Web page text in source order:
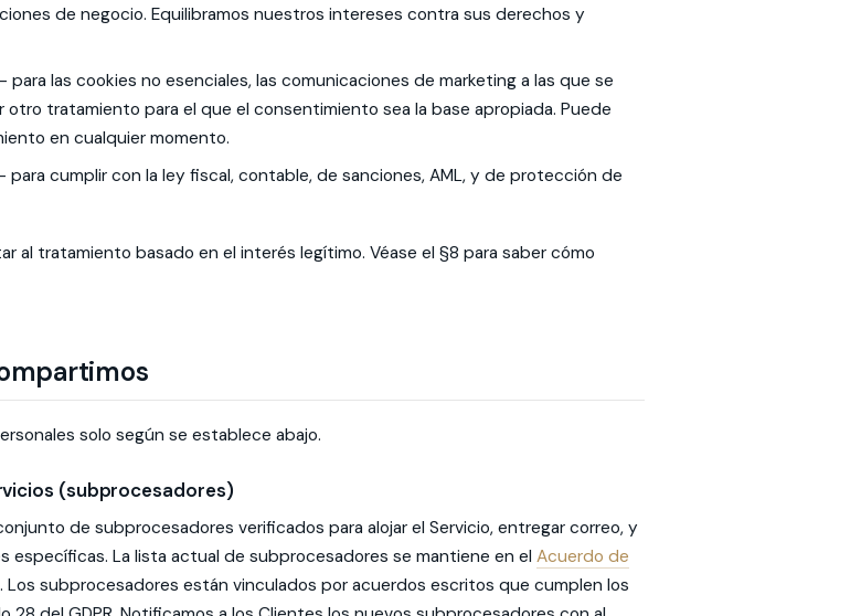
de negocio. Equilibramos nuestros intereses contra sus derechos y
para las cookies no esenciales, las comunicaciones de marketing a las que se
otro tratamiento para el que el consentimiento sea la base apropiada. Puede
en cualquier momento.
para cumplir con la ley fiscal, contable, de sanciones, AML, y de protección de
al tratamiento basado en el interés legítimo. Véase el §8 para saber cómo
solo según se establece abajo.
(subprocesadores)
de subprocesadores verificados para alojar el Servicio, entregar correo, y
específicas. La lista actual de subprocesadores se mantiene en el Acuerdo de
. Los subprocesadores están vinculados por acuerdos escritos que cumplen los